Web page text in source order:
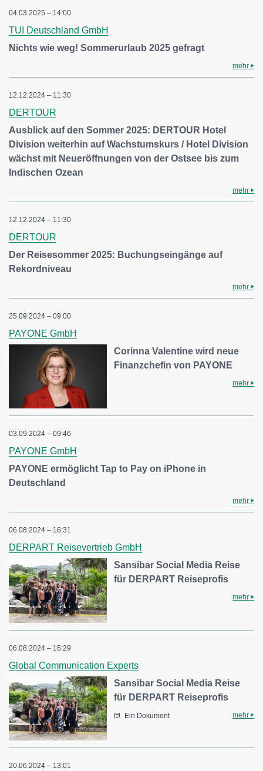
04.03.2025 – 14:00
TUI Deutschland GmbH
Nichts wie weg! Sommerurlaub 2025 gefragt
mehr
12.12.2024 – 11:30
DERTOUR
Ausblick auf den Sommer 2025: DERTOUR Hotel
Division weiterhin auf Wachstumskurs / Hotel Division
wächst mit Neueröffnungen von der Ostsee bis zum
Indischen Ozean
mehr
12.12.2024 – 11:30
DERTOUR
Der Reisesommer 2025: Buchungseingänge auf
Rekordniveau
mehr
25.09.2024 – 09:00
PAYONE GmbH
Corinna Valentine wird neue
Finanzchefin von PAYONE
mehr
03.09.2024 – 09:46
PAYONE GmbH
PAYONE ermöglicht Tap to Pay on iPhone in
Deutschland
mehr
06.08.2024 – 16:31
DERPART Reisevertrieb GmbH
Sansibar Social Media Reise
für DERPART Reiseprofis
mehr
06.08.2024 – 16:29
Global Communication Experts
Sansibar Social Media Reise
für DERPART Reiseprofis
Ein Dokument mehr
20.06.2024 – 13:01